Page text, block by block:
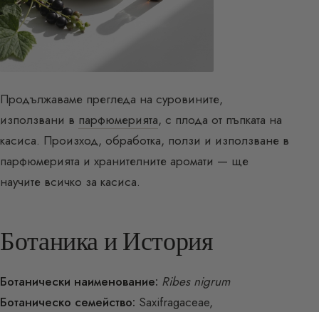
Продължаваме прегледа на суровините,
използвани в парфюмерията, с плода от пъпката на
касиса. Произход, обработка, ползи и използване в
парфюмерията и хранителните аромати — ще
научите всичко за касиса.
Ботаника и История
Ботанически наименование: Ribes nigrum
Ботаническо семейство: Saxifragaceae,